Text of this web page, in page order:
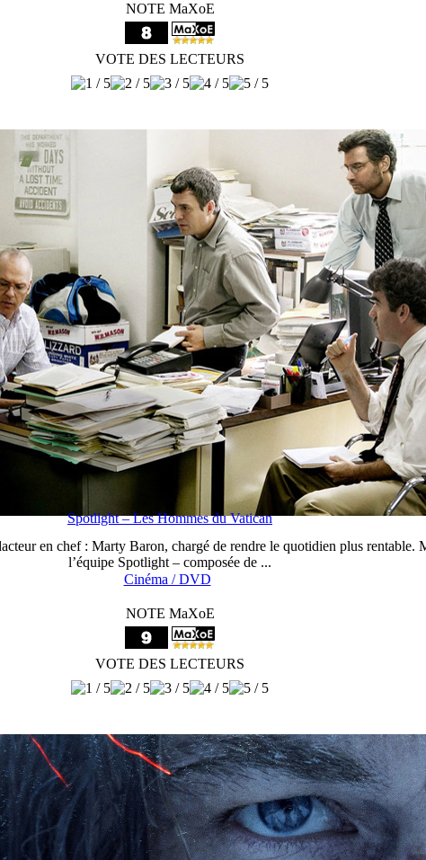
NOTE MaXoE
VOTE DES LECTEURS
Spotlight – Les Hommes du Vatican
en chef : Marty Baron, chargé de rendre le quotidien plus rentable.
l’équipe Spotlight – composée de ...
Cinéma / DVD
NOTE MaXoE
VOTE DES LECTEURS